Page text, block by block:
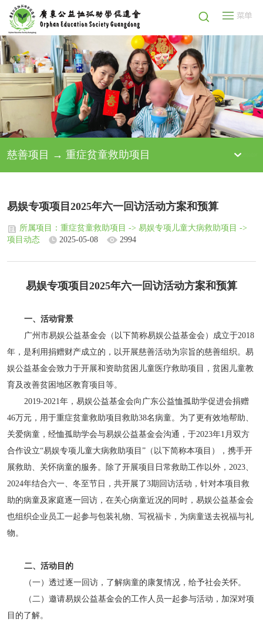
慈善项目 → 重症贫童救助项目
易娱专项项目2025年六一回访活动方案和预算
所属项目：重症贫童救助项目 -> 易娱专项儿童大病救助项目 ->
项目动态
2025-05-08 2994
易娱专项项目2025年六一回访活动方案和预算
一、活动背景
广州市易娱公益基金会（以下简称易娱公益基金会）成立于2018
年，是利用捐赠财产成立的，以开展慈善活动为宗旨的慈善组织。易
娱公益基金会致力于开展和资助贫困儿童医疗救助项目，贫困儿童教
育及改善贫困地区教育项目等。
2019-2021年，易娱公益基金会向广东公益恤孤助学促进会捐赠
46万元，用于重症贫童救助项目救助38名病童。为了更有效地帮助、
关爱病童，经恤孤助学会与易娱公益基金会沟通，于2023年1月双方
合作设立“易娱专项儿童大病救助项目”（以下简称本项目），携手开
展救助、关怀病童的服务。除了开展项目日常救助工作以外，2023、
2024年结合六一、冬至节日，共开展了3期回访活动，针对本项目救
助的病童及家庭逐一回访，在关心病童近况的同时，易娱公益基金会
也组织企业员工一起参与包装礼物、写祝福卡，为病童送去祝福与礼
物。
二、活动目的
（一）透过逐一回访，了解病童的康复情况，给予社会关怀。
（二）邀请易娱公益基金会的工作人员一起参与活动，加深对项
目的了解。